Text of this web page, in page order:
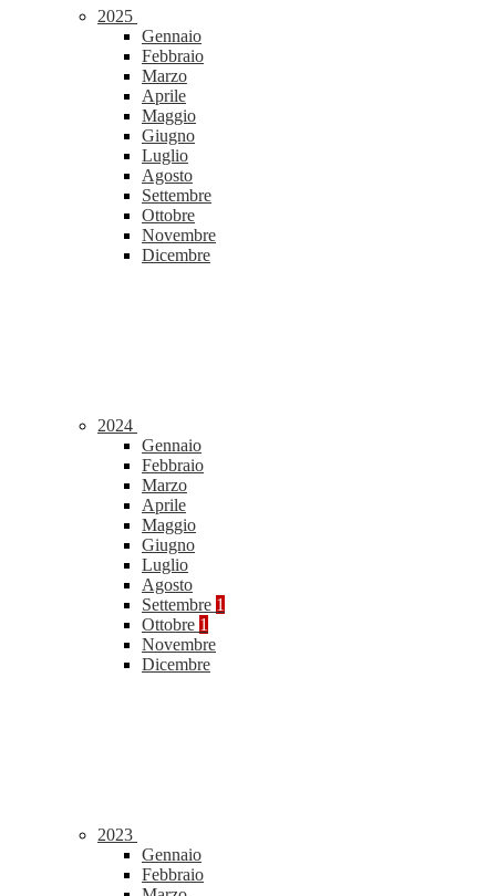
2025
Gennaio
Febbraio
Marzo
Aprile
Maggio
Giugno
Luglio
Agosto
Settembre
Ottobre
Novembre
Dicembre
2024
Gennaio
Febbraio
Marzo
Aprile
Maggio
Giugno
Luglio
Agosto
Settembre 1
Ottobre 1
Novembre
Dicembre
2023
Gennaio
Febbraio